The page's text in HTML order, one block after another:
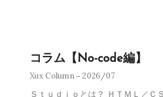
コラム【No-code編】
Xux Column 2026/07
Ｓｔｕｄｉｏとは？ ＨＴＭＬ／Ｃ